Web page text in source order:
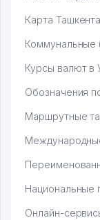
Карта Ташкента
Коммунальные
Курсы валют в
Обозначения
Маршрутные
Национальные
Онлайн-